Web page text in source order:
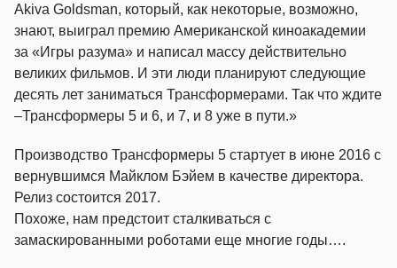
Akiva Goldsman, который, как некоторые, возможно,
знают, выиграл премию Американской киноакадемии
за «Игры разума» и написал массу действительно
великих фильмов. И эти люди планируют следующие
десять лет заниматься Трансформерами. Так что ждите
–Трансформеры 5 и 6, и 7, и 8 уже в пути.»
Производство Трансформеры 5 стартует в июне 2016 с
вернувшимся Майклом Бэйем в качестве директора.
Релиз состоится 2017.
Похоже, нам предстоит сталкиваться с
замаскированными роботами еще многие годы….